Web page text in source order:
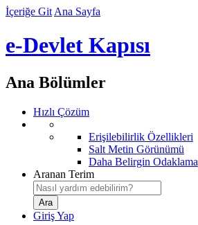
İçeriğe Git Ana Sayfa
e-Devlet Kapısı
Ana Bölümler
Hızlı Çözüm
Erişilebilirlik Özellikleri
Salt Metin Görünümü
Daha Belirgin Odaklama
Aranan Terim
Giriş Yap